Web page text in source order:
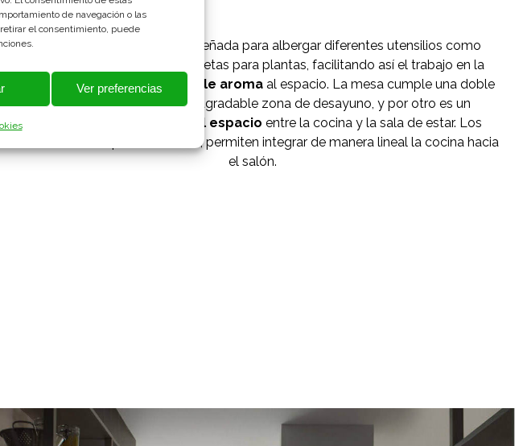
de navegación o las
el consentimiento, puede
Ver preferencias
La estructura de pata está diseñada para albergar diferentes utensilios como
trapos, cuchillos o incluso macetas para plantas, facilitando así el trabajo en la
cocina y aportando unagradable aroma al espacio. La mesa cumple una doble
función, por un lado es una agradable zona de desayuno, y por otro es un
distribución del espacio entre la cocina y la sala de estar. Los
estantes sobre la pared, además, permiten integrar de manera lineal la cocina hacia
el salón.